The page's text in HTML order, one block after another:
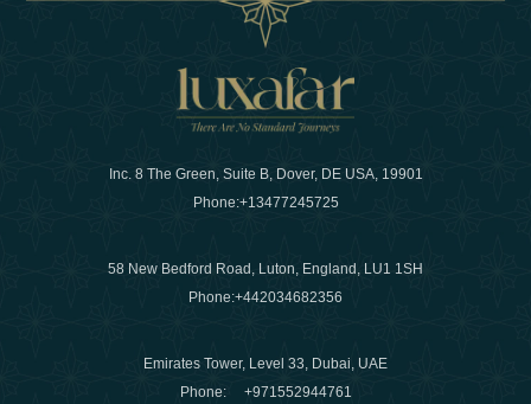
Inc. 8 The Green, Suite B, Dover, DE USA, 19901
Phone:+13477245725
58 New Bedford Road, Luton, England, LU1 1SH
Phone:+442034682356
Emirates Tower, Level 33, Dubai, UAE
Phone: +971552944761